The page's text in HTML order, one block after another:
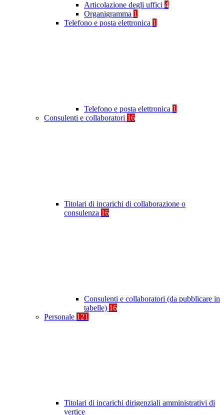
Articolazione degli uffici 4
Organigramma 1
Telefono e posta elettronica 1
Telefono e posta elettronica 1
Consulenti e collaboratori 16
Titolari di incarichi di collaborazione o
consulenza 16
Consulenti e collaboratori (da pubblicare in
tabelle) 16
Personale 121
Titolari di incarichi dirigenziali amministrativi di
vertice